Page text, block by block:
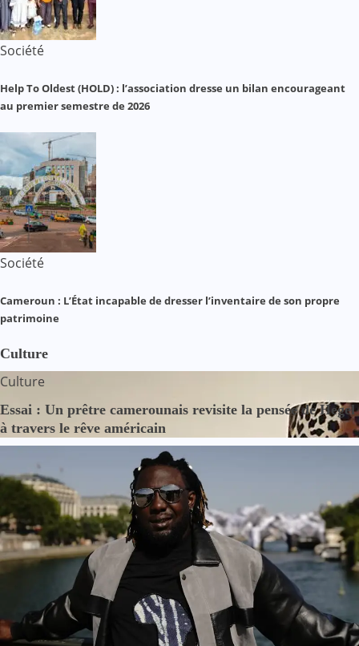
Société
Help To Oldest (HOLD) : l’association dresse un bilan encourageant
au premier semestre de 2026
Société
Cameroun : L’État incapable de dresser l’inventaire de son propre
patrimoine
Culture
Culture
Essai : Un prêtre camerounais revisite la pensée de Hegel
à travers le rêve américain